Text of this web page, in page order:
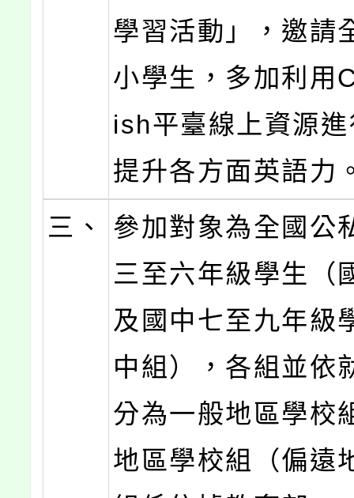
學習活動」，邀請
小學生，多加利用
ish平臺線上資源
提升各方面英語力
三、
參加對象為全國公
三至六年級學生（
及國中七至九年級
中組），各組並依
分為一般地區學校
地區學校組（偏遠